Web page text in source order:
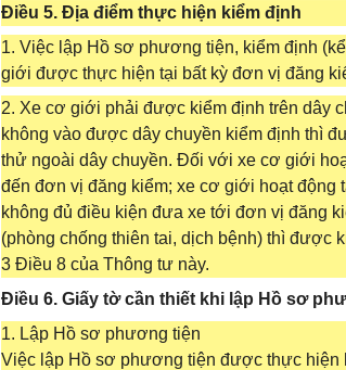
Điều 5. Địa điểm thực hiện kiểm định
1. Việc lập Hồ sơ phương tiện, kiểm định
giới được thực hiện tại bất kỳ đơn vị đăng
2. Xe cơ giới phải được kiểm định trên dây
không vào được dây chuyền kiểm định thì
thử ngoài dây chuyền. Đối với xe cơ giới
đến đơn vị đăng kiểm; xe cơ giới hoạt động
không đủ điều kiện đưa xe tới đơn vị đăng
(phòng chống thiên tai, dịch bệnh) thì được
3 Điều 8 của Thông tư này.
Điều 6. Giấy tờ cần thiết khi lập Hồ sơ
1. Lập Hồ sơ phương tiện
Việc lập Hồ sơ phương tiện được thực hiện